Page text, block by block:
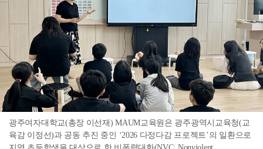
광주여자대학교(총장 이선재) MAUM교육원은 광주광역시교육청(교
육감 이정선)과 공동 추진 중인 ‘2026 다정다감 프로젝트’의 일환으로